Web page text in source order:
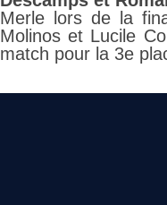
Merle lors de la
Molinos et Lucile
match pour la 3e